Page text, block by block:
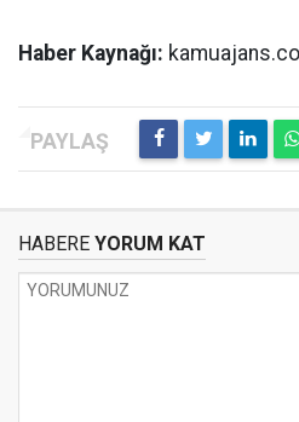
Haber Kaynağı:
HABERE YORUM KAT